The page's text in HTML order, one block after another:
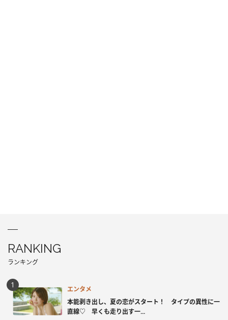
RANKING
ランキング
エンタメ
本能剥き出し、夏の恋がスタート！ タイプの異性に一
直線♡ 早くも走り出す一...